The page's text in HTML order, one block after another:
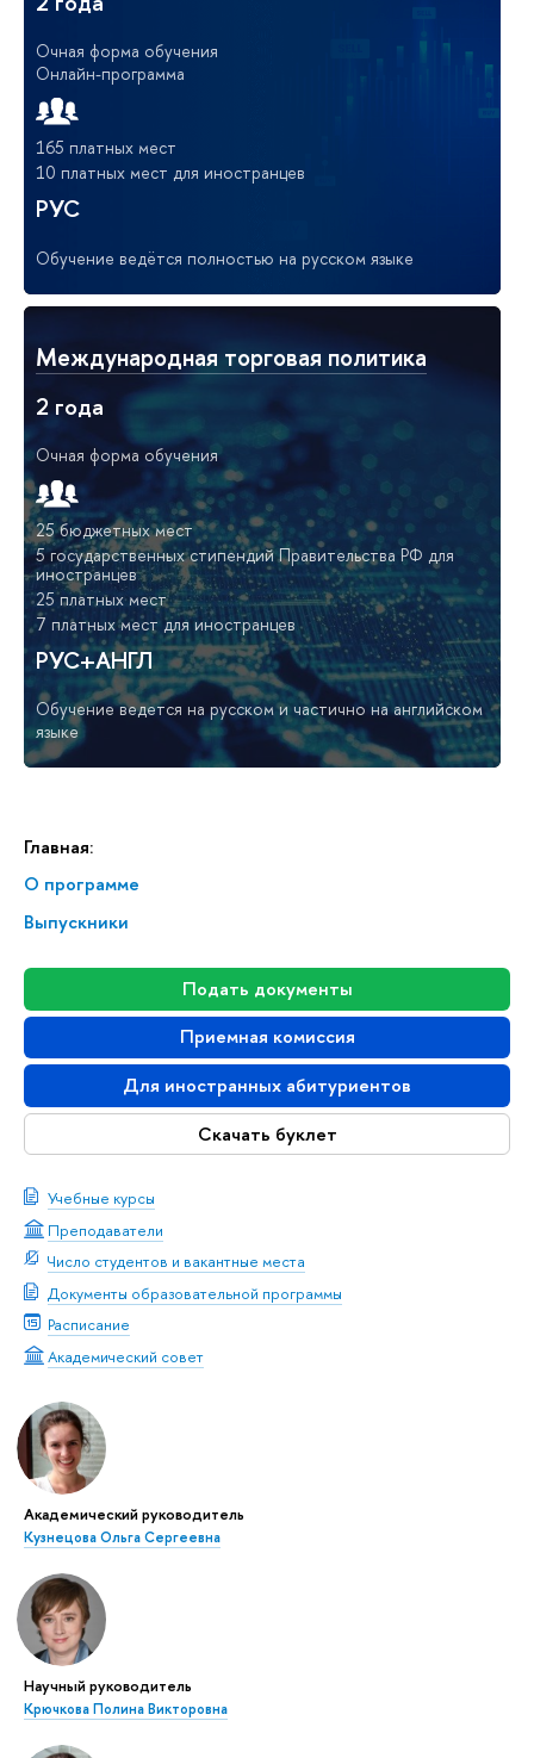
Главная:
О программе
Выпускники
Подать документы
Приемная комиссия
Для иностранных абитуриентов
Скачать буклет
Учебные курсы
Преподаватели
Число студентов и вакантные места
Документы образовательной программы
Расписание
Академический совет
Академический руководитель
Кузнецова Ольга Сергеевна
Научный руководитель
Крючкова Полина Викторовна
Очная форма обучения
Онлайн-программа
165 платных мест
10 платных мест для иностранцев
РУС
Обучение ведётся полностью на русском языке
Международная торговая политика
2 года
Очная форма обучения
25 бюджетных мест
5 государственных стипендий Правительства РФ для
иностранцев
25 платных мест
7 платных мест для иностранцев
РУС+АНГЛ
Обучение ведется на русском и частично на английском
языке